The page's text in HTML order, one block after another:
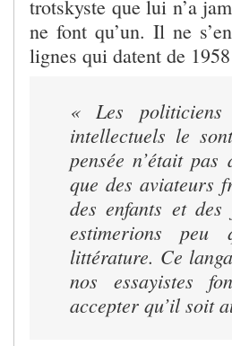
trotskyste que lui n’a
ne font qu’un. Il ne
lignes qui datent de
« Les
intellectuels le
pensée n’était
que des aviateurs
des enfants et des
estimerions peu
littérature. Ce
nos essayistes
accepter qu’il soit